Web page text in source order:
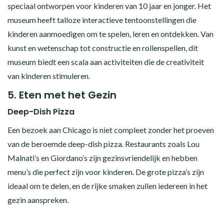
speciaal ontworpen voor kinderen van 10 jaar en jonger. Het
museum heeft talloze interactieve tentoonstellingen die
kinderen aanmoedigen om te spelen, leren en ontdekken. Van
kunst en wetenschap tot constructie en rollenspellen, dit
museum biedt een scala aan activiteiten die de creativiteit
van kinderen stimuleren.
5. Eten met het Gezin
Deep-Dish Pizza
Een bezoek aan Chicago is niet compleet zonder het proeven
van de beroemde deep-dish pizza. Restaurants zoals Lou
Malnati’s en Giordano’s zijn gezinsvriendelijk en hebben
menu’s die perfect zijn voor kinderen. De grote pizza’s zijn
ideaal om te delen, en de rijke smaken zullen iedereen in het
gezin aanspreken.